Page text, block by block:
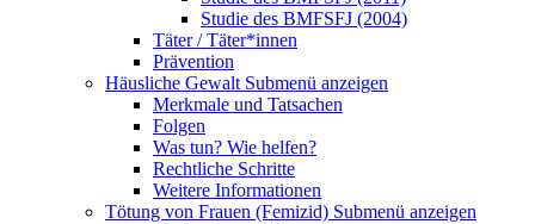
Studie des BMFSFJ (2004)
Täter / Täter*innen
Prävention
Häusliche Gewalt Submenü anzeigen
Merkmale und Tatsachen
Folgen
Was tun? Wie helfen?
Rechtliche Schritte
Weitere Informationen
Tötung von Frauen (Femizid) Submenü anzeigen